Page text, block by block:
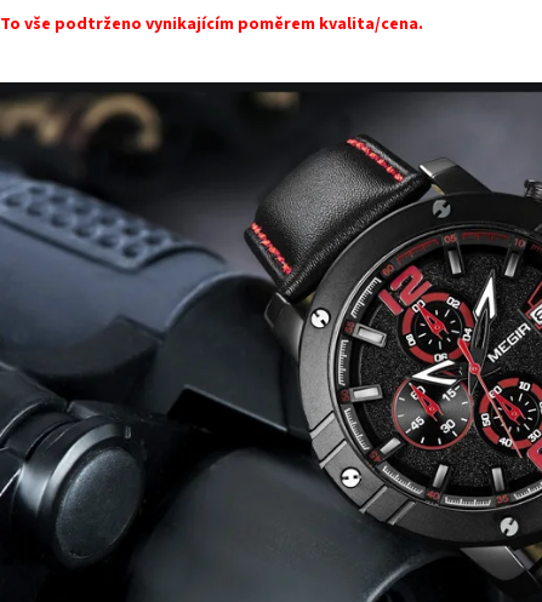
To vše podtrženo vynikajícím poměrem kvalita/cena.